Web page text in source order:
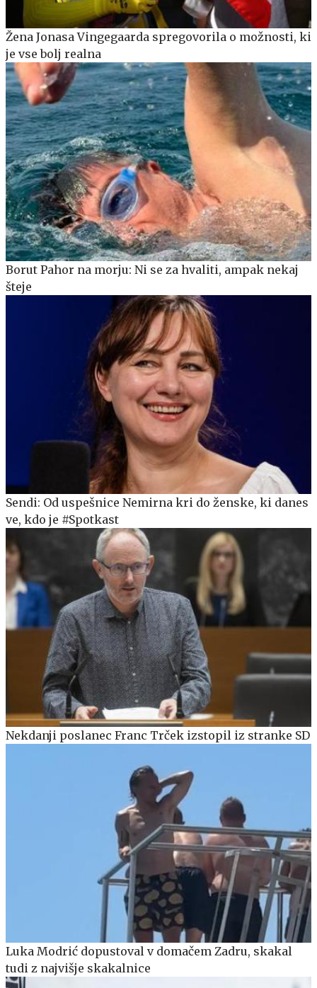
Žena Jonasa Vingegaarda spregovorila o možnosti, ki
je vse bolj realna
Borut Pahor na morju: Ni se za hvaliti, ampak nekaj
šteje
Sendi: Od uspešnice Nemirna kri do ženske, ki danes
ve, kdo je #Spotkast
Nekdanji poslanec Franc Trček izstopil iz stranke SD
Luka Modrić dopustoval v domačem Zadru, skakal
tudi z najvišje skakalnice